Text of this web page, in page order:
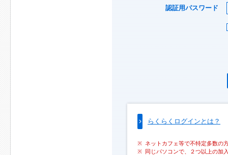
認証用パスワード
らくらくログインとは？
ネットカフェ等で不特定多数の
同じパソコンで、２つ以上の加